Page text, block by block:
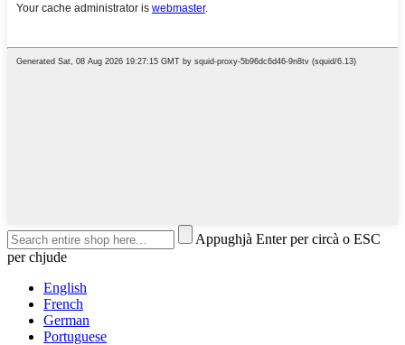
Appughjà Enter per circà o ESC
per chjude
English
French
German
Portuguese